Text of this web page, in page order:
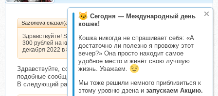
Сегодня — Международный день
кошек!
Кошка никогда не спрашивает себя: «А
достаточно ли полезно я провожу этот
вечер?» Она просто находит самое
удобное место и живёт свою лучшую
жизнь. Уважаем.
Мы тоже решили немного приблизиться к
этому уровню дзена и запускаем Акцию.
Sazonova сказал(а):
Здравствуйте! Sazonova оплатила
300 рублей на киви со Сбербанка 17
декабря 2022 в 8:16
Здравствуйте, сообщите об оплате в реквизитах темы. Здесь
подобные сообщения писать нельзя по Правилам.
В следующий раз не нарушайте, пожалуйста.